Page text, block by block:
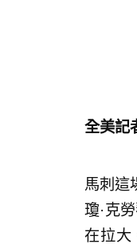
全美記
馬刺這
瓊·克
在拉大